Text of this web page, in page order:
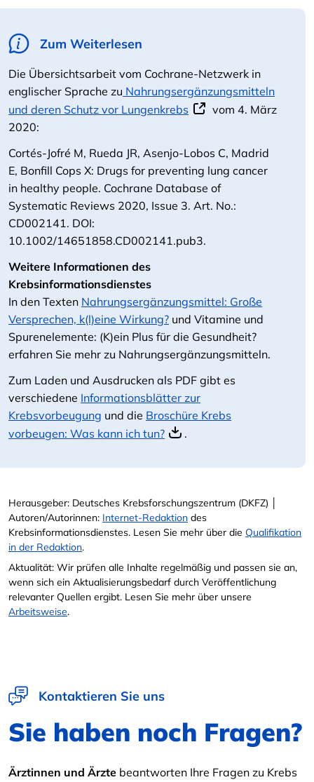
Zum Weiterlesen
Die Übersichtsarbeit vom Cochrane-Netzwerk in
englischer Sprache zu Nahrungsergänzungsmitteln
und deren Schutz vor Lungenkrebs
vom 4. März
2020:
Cortés‐Jofré M, Rueda JR, Asenjo‐Lobos C, Madrid
E, Bonfill Cops X: Drugs for preventing lung cancer
in healthy people. Cochrane Database of
Systematic Reviews 2020, Issue 3. Art. No.:
CD002141. DOI:
10.1002/14651858.CD002141.pub3.
Weitere Informationen des
Krebsinformationsdienstes
In den Texten Nahrungsergänzungsmittel: Große
Versprechen, k(l)eine Wirkung? und Vitamine und
Spurenelemente: (K)ein Plus für die Gesundheit?
erfahren Sie mehr zu Nahrungsergänzungsmitteln.
Zum Laden und Ausdrucken als PDF gibt es
verschiedene Informationsblätter zur
Krebsvorbeugung und die Broschüre Krebs
vorbeugen: Was kann ich tun?
.
Herausgeber: Deutsches Krebsforschungszentrum (DKFZ) │
Autoren/Autorinnen: Internet-Redaktion des
Krebsinformationsdienstes. Lesen Sie mehr über die Qualifikation
in der Redaktion.
Aktualität: Wir prüfen alle Inhalte regelmäßig und passen sie an,
wenn sich ein Aktualisierungsbedarf durch Veröffentlichung
relevanter Quellen ergibt. Lesen Sie mehr über unsere
Arbeitsweise.
Kontaktieren Sie uns
Sie haben noch Fragen?
Ärztinnen und Ärzte beantworten Ihre Fragen zu Krebs